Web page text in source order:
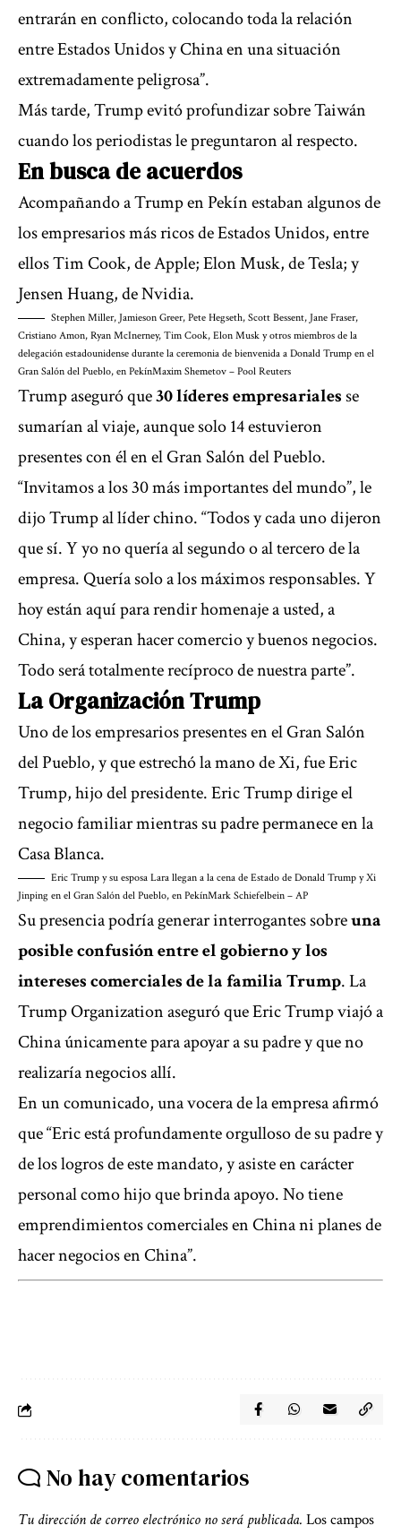
entrarán en conflicto, colocando toda la relación
entre Estados Unidos y China en una situación
extremadamente peligrosa”.
Más tarde, Trump evitó profundizar sobre Taiwán
cuando los periodistas le preguntaron al respecto.
En busca de acuerdos
Acompañando a Trump en Pekín estaban algunos de
los empresarios más ricos de Estados Unidos, entre
ellos Tim Cook, de Apple; Elon Musk, de Tesla; y
Jensen Huang, de Nvidia.
Stephen Miller, Jamieson Greer, Pete Hegseth, Scott Bessent, Jane Fraser,
Cristiano Amon, Ryan McInerney, Tim Cook, Elon Musk y otros miembros de la
delegación estadounidense durante la ceremonia de bienvenida a Donald Trump en el
Gran Salón del Pueblo, en PekínMaxim Shemetov – Pool Reuters
Trump aseguró que30 líderes empresarialesse
sumarían al viaje, aunque solo 14 estuvieron
presentes con él en el Gran Salón del Pueblo.
“Invitamos a los 30 más importantes del mundo”, le
dijo Trump al líder chino. “Todos y cada uno dijeron
que sí. Y yo no quería al segundo o al tercero de la
empresa. Quería solo a los máximos responsables. Y
hoy están aquí para rendir homenaje a usted, a
China, y esperan hacer comercio y buenos negocios.
Todo será totalmente recíproco de nuestra parte”.
La Organización Trump
Uno de los empresarios presentes en el Gran Salón
del Pueblo, y que estrechó la mano de Xi, fue Eric
Trump, hijo del presidente. Eric Trump dirige el
negocio familiar mientras su padre permanece en la
Casa Blanca.
Eric Trump y su esposa Lara llegan a la cena de Estado de Donald Trump y Xi
Jinping en el Gran Salón del Pueblo, en PekínMark Schiefelbein – AP
Su presencia podría generar interrogantes sobreuna
posible confusión entre el gobierno y los
intereses comerciales de la familia Trump. La
Trump Organization aseguró que Eric Trump viajó a
China únicamente para apoyar a su padre y que no
realizaría negocios allí.
En un comunicado, una vocera de la empresa afirmó
que “Eric está profundamente orgulloso de su padre y
de los logros de este mandato, y asiste en carácter
personal como hijo que brinda apoyo. No tiene
emprendimientos comerciales en China ni planes de
hacer negocios en China”.
No hay comentarios
Tu dirección de correo electrónico no será publicada. Los campos